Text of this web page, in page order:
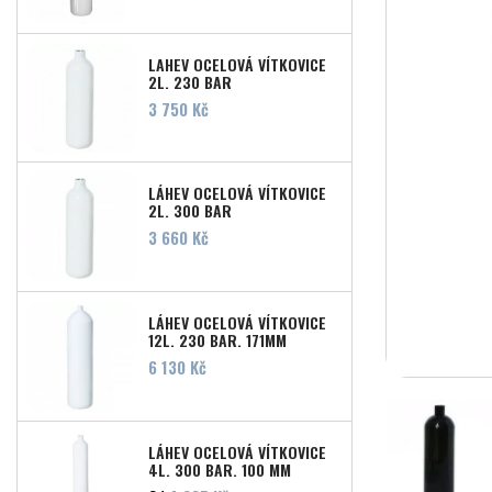
LAHEV OCELOVÁ VÍTKOVICE
2L, 230 BAR
Cena
3 750 Kč
LÁHEV OCELOVÁ VÍTKOVICE
2L, 300 BAR
Cena
3 660 Kč
LÁHEV OCELOVÁ VÍTKOVICE
12L, 230 BAR, 171MM
Cena
6 130 Kč
LÁHEV OCELOVÁ VÍTKOVICE
4L, 300 BAR, 100 MM